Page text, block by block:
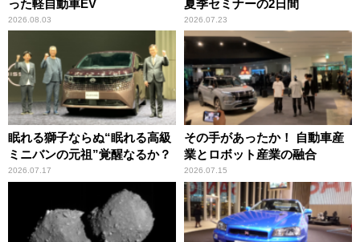
った軽自動車EV
2026.08.03
夏季セミナーの2日間
2026.07.23
眠れる獅子ならぬ“眠れる高級
ミニバンの元祖”覚醒なるか？
2026.07.17
その手があったか！ 自動車産
業とロボット産業の融合
2026.07.15